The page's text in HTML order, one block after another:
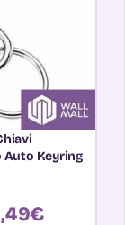
Auto Keyring
€